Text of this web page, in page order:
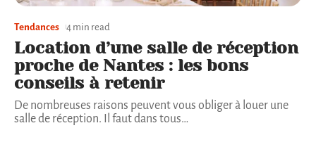
Tendances 4 min read
Location d’une salle de réception
proche de Nantes : les bons
conseils à retenir
De nombreuses raisons peuvent vous obliger à louer une
salle de réception. Il faut dans tous…